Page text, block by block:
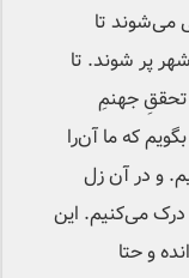
می‌شوند تا
پر شوند. تا
جهنمِ
که ما آن‌را
و در آن زل
درک می‌کنیم. این
و حتا